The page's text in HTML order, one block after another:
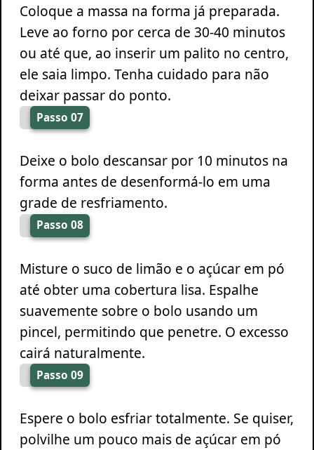
Coloque a massa na forma já preparada.
Leve ao forno por cerca de 30-40 minutos
ou até que, ao inserir um palito no centro,
ele saia limpo. Tenha cuidado para não
deixar passar do ponto.
Passo 07
Deixe o bolo descansar por 10 minutos na
forma antes de desenformá-lo em uma
grade de resfriamento.
Passo 08
Misture o suco de limão e o açúcar em pó
até obter uma cobertura lisa. Espalhe
suavemente sobre o bolo usando um
pincel, permitindo que penetre. O excesso
cairá naturalmente.
Passo 09
Espere o bolo esfriar totalmente. Se quiser,
polvilhe um pouco mais de açúcar em pó